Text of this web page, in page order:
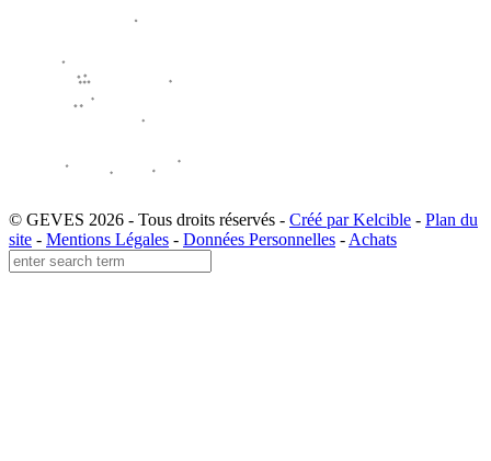
© GEVES 2026 - Tous droits réservés - Créé par Kelcible - Plan du
site - Mentions Légales - Données Personnelles - Achats